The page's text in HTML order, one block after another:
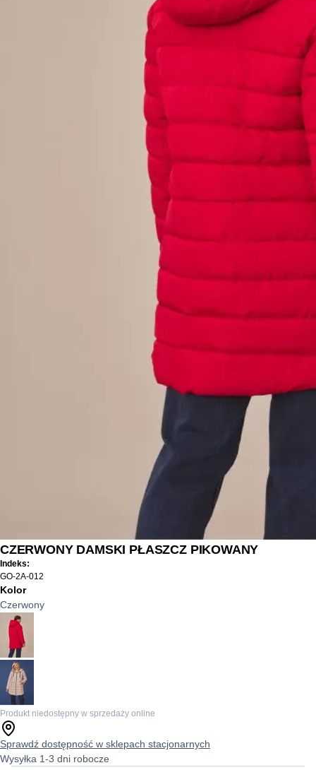
CZERWONY DAMSKI PŁASZCZ PIKOWANY
Indeks:
GO-2A-012
Kolor
Czerwony
Produkt niedostępny w sprzedaży online
Sprawdź dostępność w sklepach stacjonarnych
Wysyłka 1-3 dni robocze